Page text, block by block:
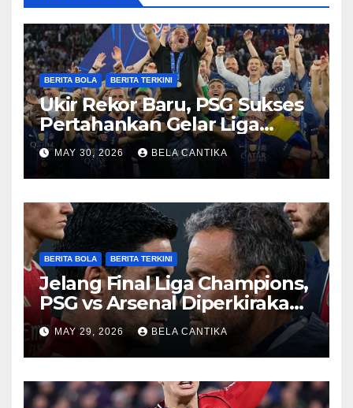
BERITA BOLA BERITA TERKINI
Ukir Rekor Baru, PSG Sukses
Pertahankan Gelar Liga
Champions
MAY 30, 2026 BELA CANTIKA
BERITA BOLA BERITA TERKINI
Jelang Final Liga Champions,
PSG vs Arsenal Diperkirakan
Sengit
MAY 29, 2026 BELA CANTIKA